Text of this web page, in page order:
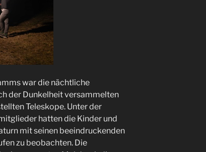
war die nächtliche
der Dunkelheit versammelten
Teleskope. Unter der
hatten die Kinder und
mit seinen beeindruckenden
zu beobachten. Die